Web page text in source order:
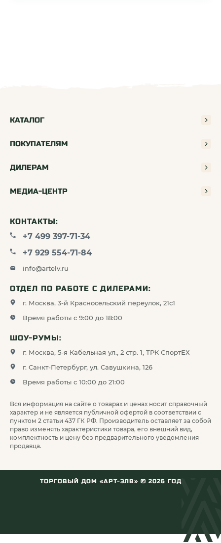
КАТАЛОГ
ПОКУПАТЕЛЯМ
ДИЛЕРАМ
МЕДИА-ЦЕНТР
КОНТАКТЫ:
+7 499 397-71-34
+7 929 554-71-84
info@artelv.ru
ОТДЕЛ ПО РАБОТЕ С ДИЛЕРАМИ:
г. Москва, 3-й Красносельский переулок, 21с1
Время работы с 9:00 до 18:00
ШОУ-РУМЫ:
г. Москва, 5-я Кабельная ул., 2 стр. 1, ТРК СпортЕХ
г. Санкт-Петербург, ул. Савушкина, 126
Время работы с 10:00 до 21:00
Вся информация на сайте о товарах и ценах носит справочный
характер и не является публичной офертой в соответствии с
пунктом 2 статьи 437 ГК РФ. Производитель оставляет за собой
право изменять характеристики товара, его внешний вид,
комплектность и цену без предварительного уведомления
продавца.
ТОРГОВЫЙ ДОМ «АРТ-ЭЛВ» © 2026 ГОД